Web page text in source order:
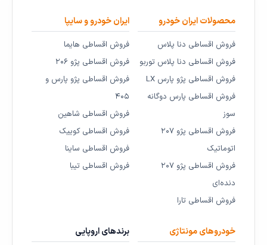
محصولات ایران خودرو
فروش اقساطی دنا پلاس
فروش اقساطی دنا پلاس توربو
فروش اقساطی پژو پارس LX
فروش اقساطی پارس دوگانه
سوز
فروش اقساطی پژو ۲۰۷
اتوماتیک
فروش اقساطی پژو ۲۰۷
دنده‌ای
فروش اقساطی تارا
ایران خودرو و سایپا
فروش اقساطی هایما
فروش اقساطی پژو ۲۰۶
فروش اقساطی پژو پارس و
۴۰۵
فروش اقساطی شاهین
فروش اقساطی کوییک
فروش اقساطی ساینا
فروش اقساطی تیبا
خودروهای مونتاژی برندهای اروپایی